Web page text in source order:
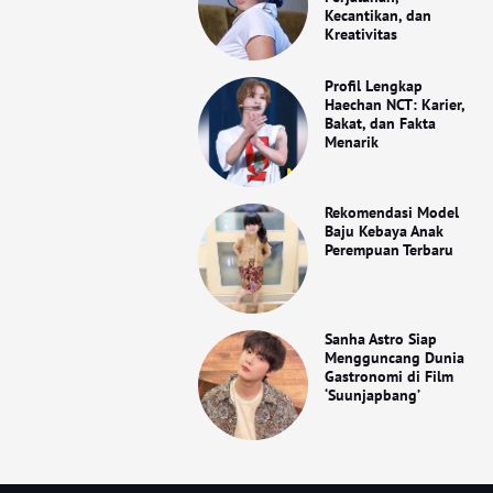
Kecantikan, dan
Kreativitas
Profil Lengkap
Haechan NCT: Karier,
Bakat, dan Fakta
Menarik
Rekomendasi Model
Baju Kebaya Anak
Perempuan Terbaru
Sanha Astro Siap
Mengguncang Dunia
Gastronomi di Film
‘Suunjapbang’